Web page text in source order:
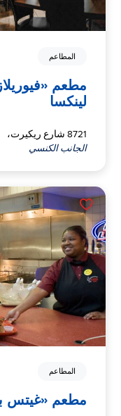
المطاعم
مطعم
لينكسا
8721 شارع ريكيرت،
الجانب الكنسي
المطاعم
مطعم «غيتس